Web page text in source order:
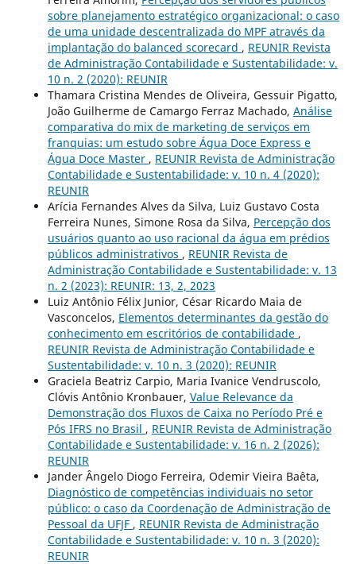
sobre planejamento estratégico organizacional: o caso
de uma unidade descentralizada do MPF através da
implantação do balanced scorecard , REUNIR Revista
de Administração Contabilidade e Sustentabilidade: v.
10 n. 2 (2020): REUNIR
Thamara Cristina Mendes de Oliveira, Gessuir Pigatto,
João Guilherme de Camargo Ferraz Machado, Análise
comparativa do mix de marketing de serviços em
franquias: um estudo sobre Água Doce Express e
Água Doce Master , REUNIR Revista de Administração
Contabilidade e Sustentabilidade: v. 10 n. 4 (2020):
REUNIR
Arícia Fernandes Alves da Silva, Luiz Gustavo Costa
Ferreira Nunes, Simone Rosa da Silva, Percepção dos
usuários quanto ao uso racional da água em prédios
públicos administrativos , REUNIR Revista de
Administração Contabilidade e Sustentabilidade: v. 13
n. 2 (2023): REUNIR: 13, 2, 2023
Luiz Antônio Félix Junior, César Ricardo Maia de
Vasconcelos, Elementos determinantes da gestão do
conhecimento em escritórios de contabilidade ,
REUNIR Revista de Administração Contabilidade e
Sustentabilidade: v. 10 n. 3 (2020): REUNIR
Graciela Beatriz Carpio, Maria Ivanice Vendruscolo,
Clóvis Antônio Kronbauer, Value Relevance da
Demonstração dos Fluxos de Caixa no Período Pré e
Pós IFRS no Brasil , REUNIR Revista de Administração
Contabilidade e Sustentabilidade: v. 16 n. 2 (2026):
REUNIR
Jander Ângelo Diogo Ferreira, Odemir Vieira Baêta,
Diagnóstico de competências individuais no setor
público: o caso da Coordenação de Administração de
Pessoal da UFJF , REUNIR Revista de Administração
Contabilidade e Sustentabilidade: v. 10 n. 3 (2020):
REUNIR